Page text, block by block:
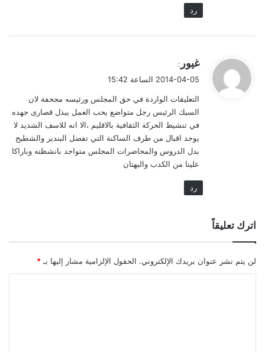
رد
ي
ق
ل
غيور :
2014-04-05 الساعة 15:42
التعليقات الواردة في حق المجلس ورئيسه مجحفة لان
السيك الرئيس رجل متواضع يحب العمل يبذل قصارى جهده
في تنشيط الحركة الثقافية بالاقليم ،الا انه للاسف الشديد لا
يوجد اقبال من طرف الساكنة التي تفضل البندير والشطيح
بدل الدروس والمحاضرات المجلس متواجد بانشظته وباراكا
علينا من الكدب والبهتان
رد
اترك تعليقاً
لن يتم نشر عنوان بريدك الإلكتروني. الحقول الإلزامية مشار إليها بـ *